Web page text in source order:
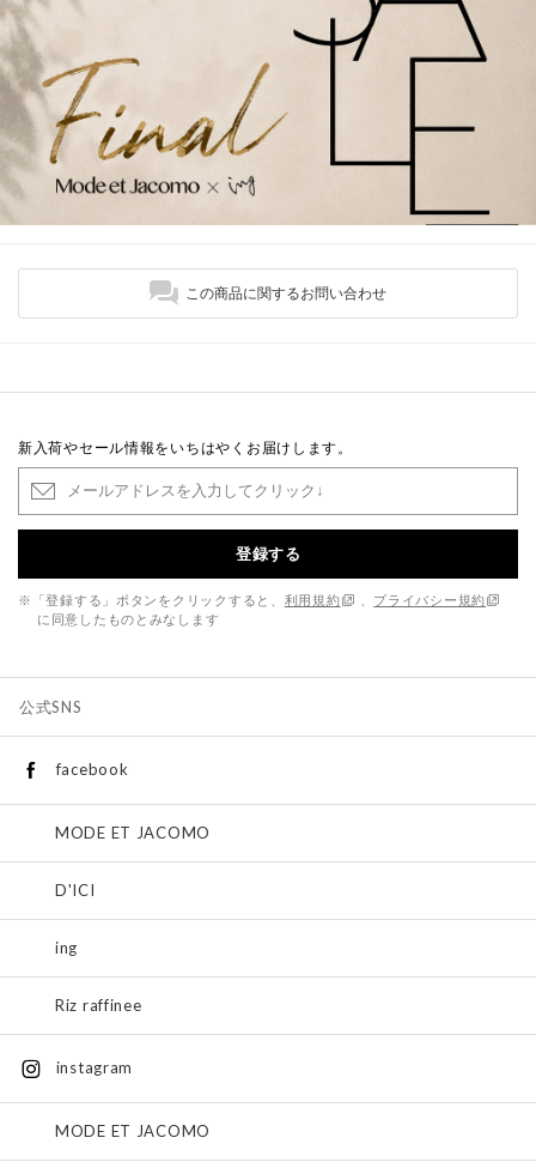
この商品に関するお問い合わせ
新入荷やセール情報をいちはやくお届けします。
登録する
※「登録する」ボタンをクリックすると、 利用規約
プライバシー規約
に同意したものとみなします
公式SNS
facebook
MODE ET JACOMO
D'ICI
ing
Riz raffinee
instagram
MODE ET JACOMO